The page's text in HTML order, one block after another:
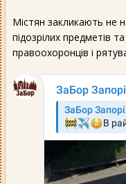
Містян закликають не
підозрілих предметів
правоохоронців і